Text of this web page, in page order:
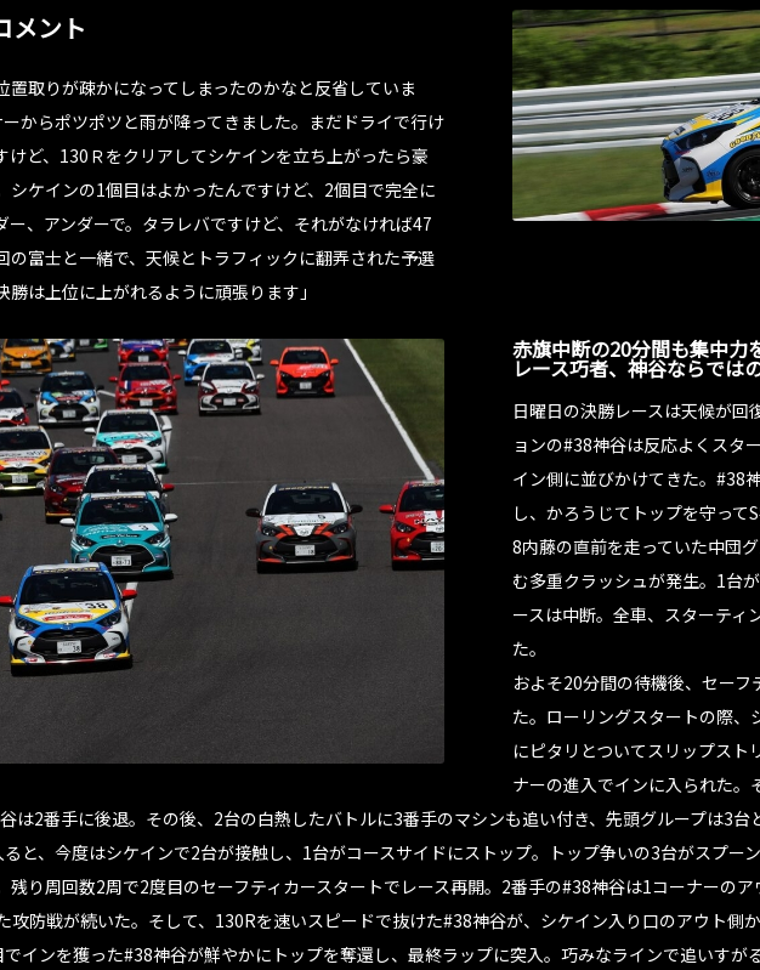
メント
置取りが疎かになってしまったのかなと反省していま
からポツポツと雨が降ってきました。まだドライで行け
けど、130Ｒをクリアしてシケインを立ち上がったら豪
シケインの1個目はよかったんですけど、2個目で完全に
ー、アンダーで。タラレバですけど、それがなければ47
の富士と一緒で、天候とトラフィックに翻弄された予選
は上位に上がれるように頑張ります」
赤旗中断の20分間も集中力
レース巧者、神谷ならでは
日曜日の決勝レースは天候が回
ョンの#38神谷は反応よくスタ
イン側に並びかけてきた。#38
し、かろうじてトップを守っ
8内藤の直前を走っていた中団
む多重クラッシュが発生。1台
ースは中断。全車、スターティ
た。
およそ20分間の待機後、セー
た。ローリングスタートの際、
にピタリとついてスリップス
ナーの進入でインに入られた。
は2番手に後退。その後、2台の白熱したバトルに3番手のマシンも追い付き、先頭グループは3台
と、今度はシケインで2台が接触し、1台がコースサイドにストップ。トップ争いの3台がスプー
残り周回数2周で2度目のセーフティカースタートでレース再開。2番手の#38神谷は1コーナーの
攻防戦が続いた。そして、130Rを速いスピードで抜けた#38神谷が、シケイン入り口のアウト側
インを獲った#38神谷が鮮やかにトップを奪還し、最終ラップに突入。巧みなラインで追いす